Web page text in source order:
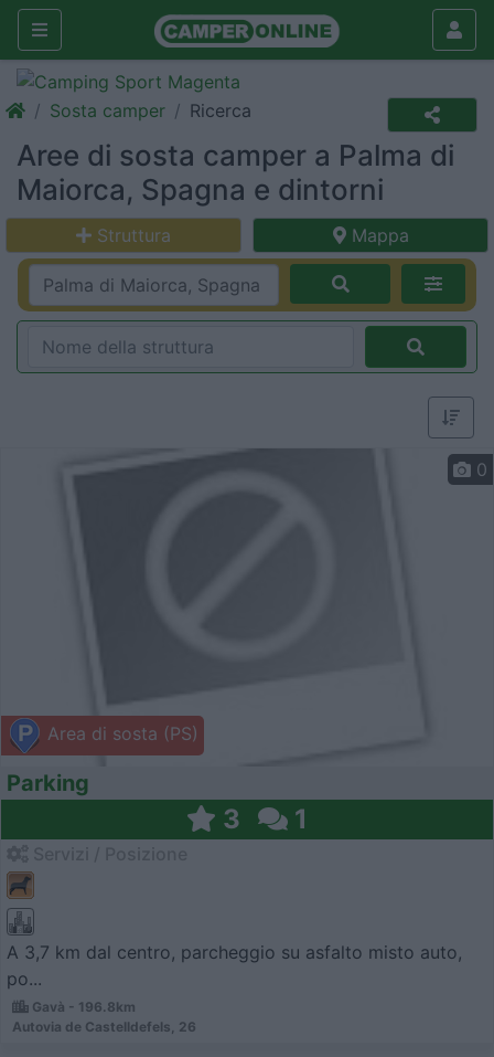
Sosta camper Ricerca
Aree di sosta camper a Palma di
Maiorca, Spagna e dintorni
Struttura Mappa
Area di sosta (PS)
0
Parking
3 1
A 3,7 km dal centro, parcheggio su asfalto misto auto,
po...
Gavà - 196.8km
Autovia de Castelldefels, 26